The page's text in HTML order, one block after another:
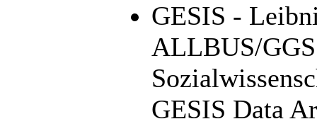
GESIS -
ALLBUS/
GESIS Data